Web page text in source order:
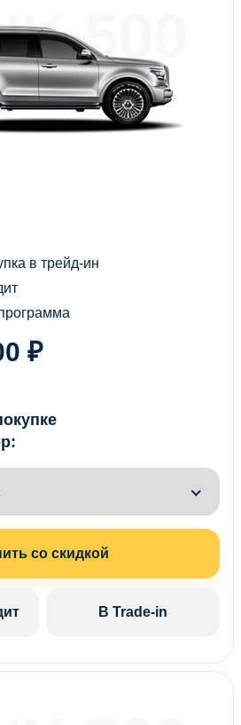
500
в трейд-ин
₽
со скидкой
В Trade-in